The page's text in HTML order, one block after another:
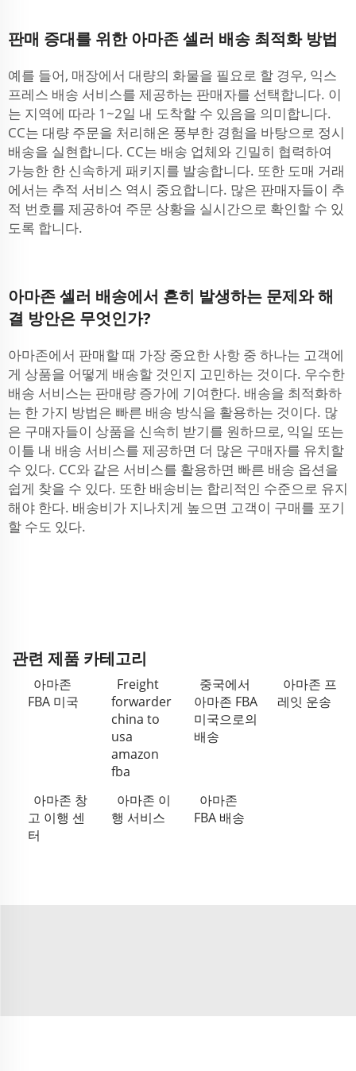
판매 증대를 위한 아마존 셀러 배송 최적화 방법
예를 들어, 매장에서 대량의 화물을 필요로 할 경우, 익스
프레스 배송 서비스를 제공하는 판매자를 선택합니다. 이
는 지역에 따라 1~2일 내 도착할 수 있음을 의미합니다.
CC는 대량 주문을 처리해온 풍부한 경험을 바탕으로 정시
배송을 실현합니다. CC는 배송 업체와 긴밀히 협력하여
가능한 한 신속하게 패키지를 발송합니다. 또한 도매 거래
에서는 추적 서비스 역시 중요합니다. 많은 판매자들이 추
적 번호를 제공하여 주문 상황을 실시간으로 확인할 수 있
도록 합니다.
아마존 셀러 배송에서 흔히 발생하는 문제와 해
결 방안은 무엇인가?
아마존에서 판매할 때 가장 중요한 사항 중 하나는 고객에
게 상품을 어떻게 배송할 것인지 고민하는 것이다. 우수한
배송 서비스는 판매량 증가에 기여한다. 배송을 최적화하
는 한 가지 방법은 빠른 배송 방식을 활용하는 것이다. 많
은 구매자들이 상품을 신속히 받기를 원하므로, 익일 또는
이틀 내 배송 서비스를 제공하면 더 많은 구매자를 유치할
수 있다. CC와 같은 서비스를 활용하면 빠른 배송 옵션을
쉽게 찾을 수 있다. 또한 배송비는 합리적인 수준으로 유지
해야 한다. 배송비가 지나치게 높으면 고객이 구매를 포기
할 수도 있다.
관련 제품 카테고리
아마존
FBA 미국
Freight
forwarder
china to
usa
amazon
fba
중국에서
아마존 FBA
미국으로의
배송
아마존 프
레잇 운송
아마존 창
고 이행 센
터
아마존 이
행 서비스
아마존
FBA 배송